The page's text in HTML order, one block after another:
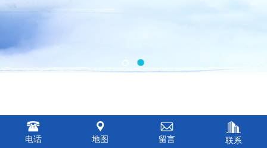
电话 地图 留言 联系